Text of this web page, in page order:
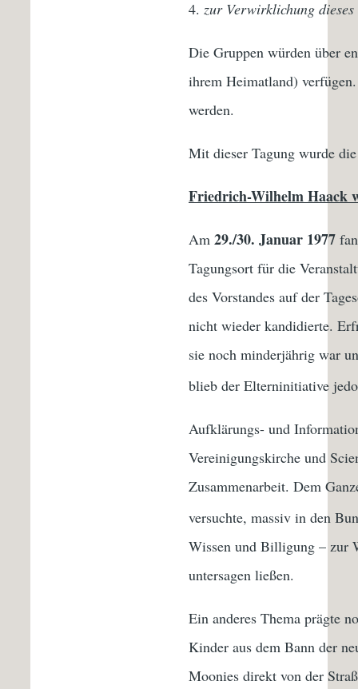
zur Verwirklichung
Die Gruppen würden über
ihrem Heimatland)
werden.
Mit dieser Tagung wurde
Friedrich-Wilhelm Haack
Am 29./30. Januar 1977
Tagungsort für die
des Vorstandes auf der
nicht wieder kandidierte.
sie noch minderjährig war
blieb der Elterninitiative
Aufklärungs- und
Vereinigungskirche und
Zusammenarbeit. Dem
versuchte, massiv in den
Wissen und Billigung – zur
untersagen ließen.
Ein anderes Thema prägte
Kinder aus dem Bann der
Moonies direkt von der